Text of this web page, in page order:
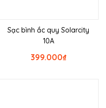
Sạc bình ắc quy Solarcity
10A
₫
399.000